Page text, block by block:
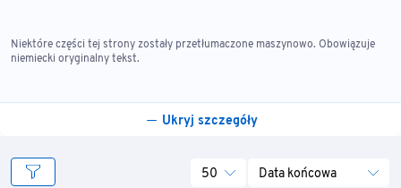
Niektóre części tej strony zostały przetłumaczone maszynowo. Obowiązuje
niemiecki oryginalny tekst.
Ukryj szczegóły
50 Data końcowa